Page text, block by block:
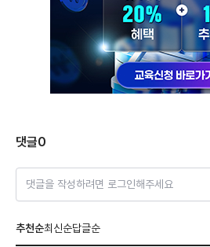
댓글0
댓글을 작성하려면 로그인해주세요
추천순최신순답글순